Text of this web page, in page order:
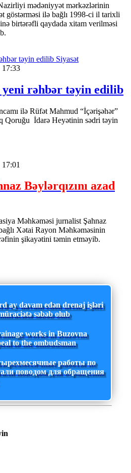
mədəniyyət mərkəzlərinin
göstərməsi ilə bağlı 1998-ci il tarixli
birtərəfli qaydada xitam verilməsi
Siyasət
17:33
yeni rəhbər təyin edilib
ilə Rüfət Mahmud “İçərişəhər”
Qoruğu İdarə Heyətinin sədri təyin
Bəylərqızını azad
Məhkəməsi jurnalist Şahnaz
Xətai Rayon Məhkəməsinin
şikayətini təmin etməyib.
ay davam edən drenaj işləri
səbəb olub
works in Buzovna
to the ombudsman
работы по
поводом для обращения